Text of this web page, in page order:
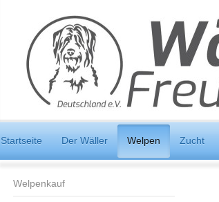
Startseite Der Wäller Welpen Zucht
Welpenkauf